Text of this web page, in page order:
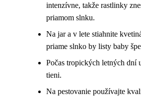
intenzívne, takže rastlinky
priamom slnku.
Na jar a v lete stiahnite
priame slnko by listy baby
Počas tropických letných dní
tieni.
Na pestovanie používajte